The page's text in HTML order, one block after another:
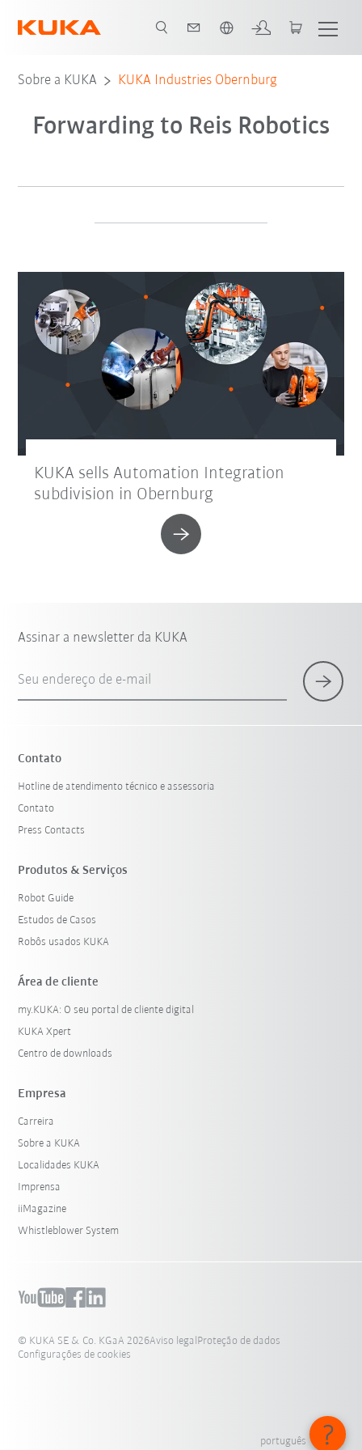
Sobre a KUKA KUKA Industries Obernburg
Forwarding to Reis Robotics
KUKA sells Automation Integration
subdivision in Obernburg
Assinar a newsletter da KUKA
Seu endereço de e-mail
Contato
Hotline de atendimento técnico e assessoria
Contato
Press Contacts
Produtos & Serviços
Robot Guide
Estudos de Casos
Robôs usados KUKA
Área de cliente
my.KUKA: O seu portal de cliente digital
KUKA Xpert
Centro de downloads
Empresa
Carreira
Sobre a KUKA
Localidades KUKA
Imprensa
iiMagazine
Whistleblower System
© KUKA SE & Co. KGaA 2026Aviso legalProteção de dados
Configurações de cookies
português - Brasil